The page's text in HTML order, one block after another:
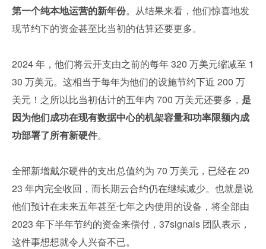
第一个纯本地运营的新年份。从结果来看，他们惊喜地发
现节约下的资金甚至比当初的估算还要更多。
2024 年，他们将云开支由之前的每年 320 万美元缩减至 1
30 万美元。这相当于每年为他们的设施节约下近 200 万
美元！之所以比当初估计的五年内 700 万美元还要多， 是
因为他们成功在现有数据中心的机架容量和功率限额内成
功部署了所有新硬件。
全部新增戴尔硬件的支出总值约为 70 万美元，已经在 20
23 年内完全收回，而长期云合约仍在继续减少。也就是说
他们预计在未来五年甚至七年之内使用的设备，将全部由
2023 年下半年节约的资金来偿付，37signals 团队表示，
这件事想想就令人兴奋不已。